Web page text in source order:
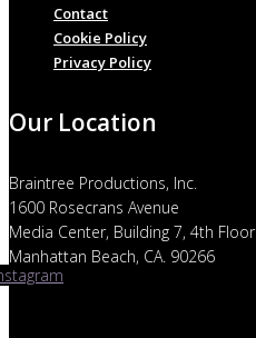
Contact
Cookie Policy
Privacy Policy
Our Location
Braintree Productions, Inc.
1600 Rosecrans Avenue
Media Center, Building 7, 4th Floor
Manhattan Beach, CA. 90266